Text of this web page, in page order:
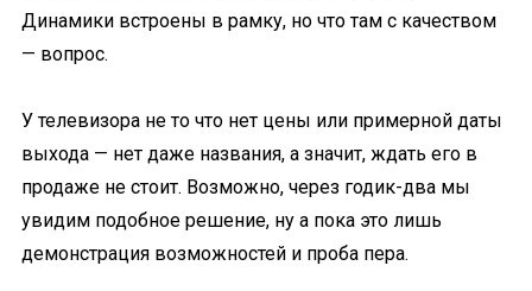
Динамики встроены в рамку, но что там с качеством
— вопрос.
У телевизора не то что нет цены или примерной даты
выхода — нет даже названия, а значит, ждать его в
продаже не стоит. Возможно, через годик-два мы
увидим подобное решение, ну а пока это лишь
демонстрация возможностей и проба пера.